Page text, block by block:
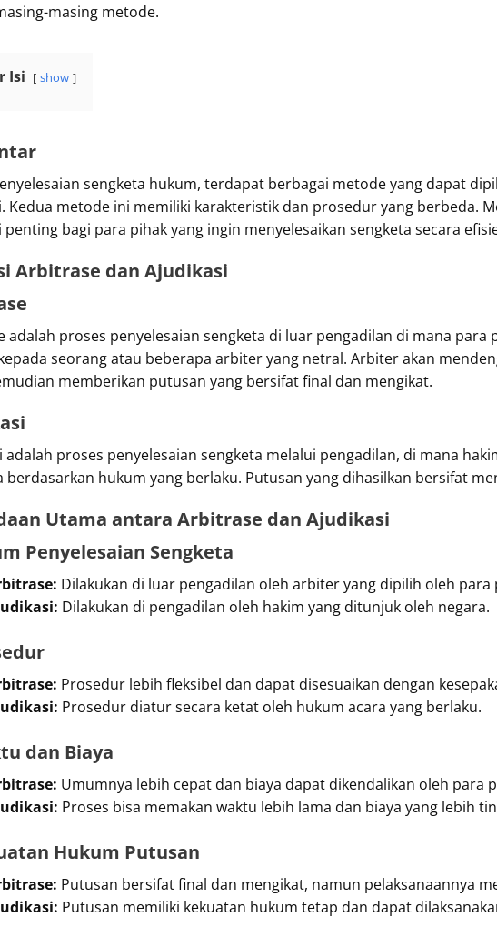
masing metode.
Isi show
sengketa hukum, terdapat berbagai metode yang dapat
Kedua metode ini memiliki karakteristik dan prosedur yang berbeda.
penting bagi para pihak yang ingin menyelesaikan sengketa secara
Arbitrase dan Ajudikasi
adalah proses penyelesaian sengketa di luar pengadilan di mana para
seorang atau beberapa arbiter yang netral. Arbiter akan
memberikan putusan yang bersifat final dan mengikat.
adalah proses penyelesaian sengketa melalui pengadilan, di mana
berdasarkan hukum yang berlaku. Putusan yang dihasilkan bersifat
Utama antara Arbitrase dan Ajudikasi
Penyelesaian Sengketa
Dilakukan di luar pengadilan oleh arbiter yang dipilih oleh para
Dilakukan di pengadilan oleh hakim yang ditunjuk oleh negara.
Prosedur lebih fleksibel dan dapat disesuaikan dengan
Prosedur diatur secara ketat oleh hukum acara yang berlaku.
dan Biaya
Umumnya lebih cepat dan biaya dapat dikendalikan oleh para
Proses bisa memakan waktu lebih lama dan biaya yang lebih
Hukum Putusan
Putusan bersifat final dan mengikat, namun pelaksanaannya
Putusan memiliki kekuatan hukum tetap dan dapat